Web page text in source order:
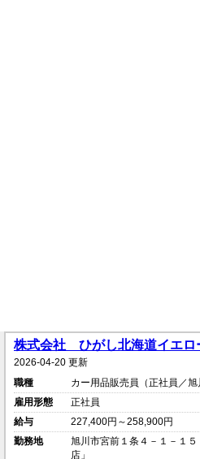
株式会社 ひがし北海道イエロ
2026-04-20 更新
職種
カー用品販売員（正社員／旭
雇用形態
正社員
給与
227,400円～258,900円
勤務地
旭川市宮前１条４－１－１
店」